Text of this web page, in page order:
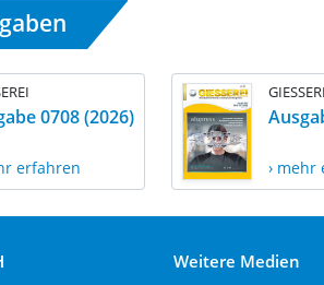
0708 (2026)
erfahren › mehr
Weitere Medien